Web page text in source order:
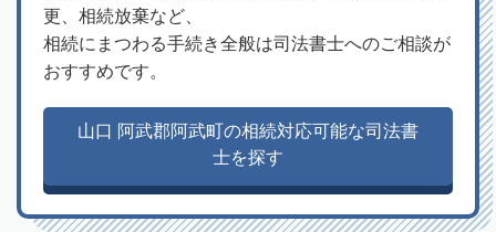
更、相続放棄など、
相続にまつわる手続き全般は司法書士へのご相談が
おすすめです。
山口 阿武郡阿武町の相続対応可能な司法書
士を探す